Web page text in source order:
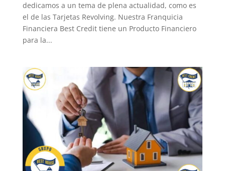
dedicamos a un tema de plena actualidad, como es
el de las Tarjetas Revolving. Nuestra Franquicia
Financiera Best Credit tiene un Producto Financiero
para la...